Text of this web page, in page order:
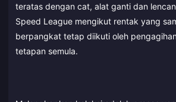
teratas dengan cat, alat ganti dan
Speed League mengikut rentak yang
berpangkat tetap diikuti oleh
tetapan semula.